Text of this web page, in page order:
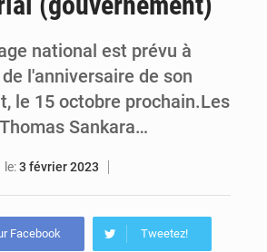
Ports ouest-africains : la bataille du fret sahélien
AfroBasket U18 : Le Mali défend sa double couronne à Abidjan
national est prévu à
l'anniversaire de son
le 15 octobre prochain.Les
Sankara…
le:3 février 2023
Facebook Tweetez!